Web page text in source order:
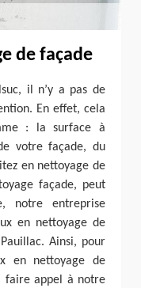
de façade
il n’y a pas de
En effet, cela
: la surface à
votre façade, du
en nettoyage de
façade, peut
notre entreprise
en nettoyage de
Ainsi, pour
en nettoyage de
faire appel à notre